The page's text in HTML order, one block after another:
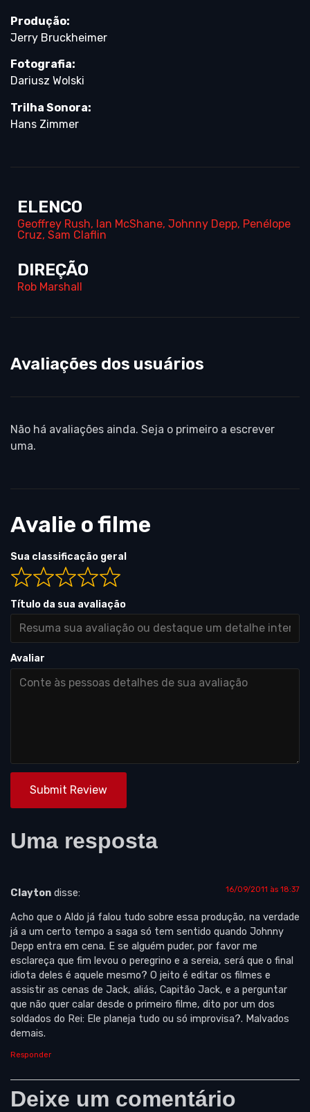
Produção:
Jerry Bruckheimer
Fotografia:
Dariusz Wolski
Trilha Sonora:
Hans Zimmer
ELENCO
Geoffrey Rush, Ian McShane, Johnny Depp, Penélope
Cruz, Sam Claflin
DIREÇÃO
Rob Marshall
Avaliações dos usuários
Não há avaliações ainda. Seja o primeiro a escrever
uma.
Avalie o filme
Sua classificação geral
Título da sua avaliação
Avaliar
Submit Review
Uma resposta
Clayton disse: 16/09/2011 às 18:37
Acho que o Aldo já falou tudo sobre essa produção, na verdade
já a um certo tempo a saga só tem sentido quando Johnny
Depp entra em cena. E se alguém puder, por favor me
esclareça que fim levou o peregrino e a sereia, será que o final
idiota deles é aquele mesmo? O jeito é editar os filmes e
assistir as cenas de Jack, aliás, Capitão Jack, e a perguntar
que não quer calar desde o primeiro filme, dito por um dos
soldados do Rei: Ele planeja tudo ou só improvisa?. Malvados
demais.
Responder
Deixe um comentário